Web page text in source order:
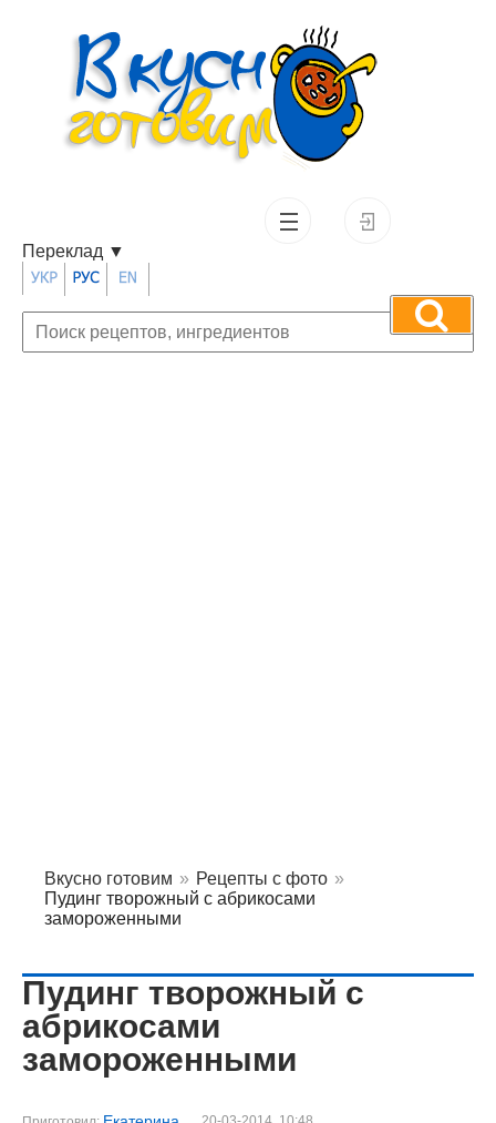
Переклад ▼
Вкусно готовим » Рецепты с фото »
Пудинг творожный с абрикосами
замороженными
Пудинг творожный с
абрикосами
замороженными